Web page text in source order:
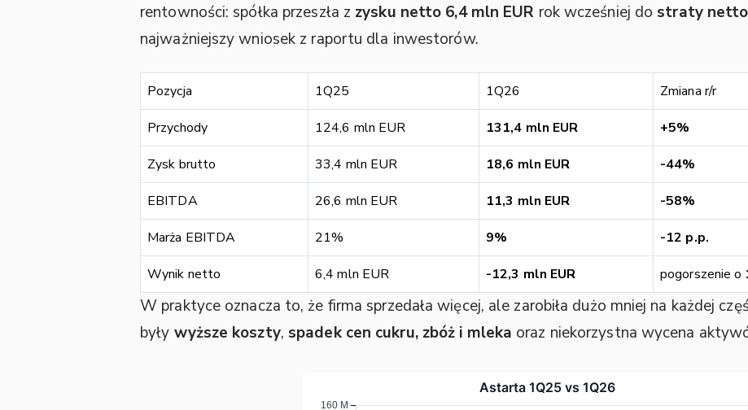
rentowności: spółka przeszła z zysku netto 6,4 mln EUR rok wcześniej do straty netto
najważniejszy wniosek z raportu dla inwestorów.
Pozycja 1Q25 1Q26 Zmiana r/r
Przychody 124,6 mln EUR 131,4 mln EUR +5%
Zysk brutto 33,4 mln EUR 18,6 mln EUR -44%
EBITDA 26,6 mln EUR 11,3 mln EUR -58%
Marża EBITDA 21% 9% -12 p.p.
Wynik netto 6,4 mln EUR -12,3 mln EUR pogorszenie o
W praktyce oznacza to, że firma sprzedała więcej, ale zarobiła dużo mniej na każdej
były wyższe koszty, spadek cen cukru, zbóż i mleka oraz niekorzystna wycena